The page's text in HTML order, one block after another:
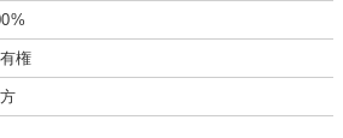
権